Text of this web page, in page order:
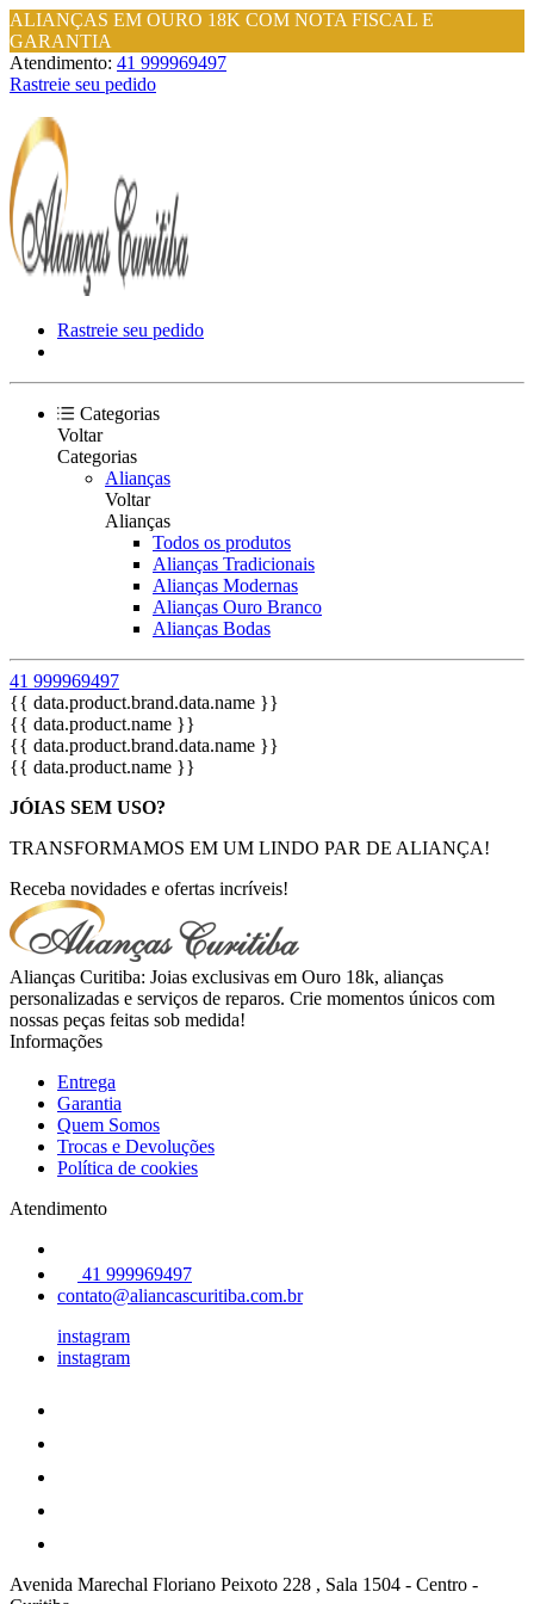
ALIANÇAS EM OURO 18K COM NOTA FISCAL E
GARANTIA
Atendimento: 41 999969497
Rastreie seu pedido
Rastreie seu pedido
Categorias
Voltar
Categorias
Alianças
Voltar
Alianças
Todos os produtos
Alianças Tradicionais
Alianças Modernas
Alianças Ouro Branco
Alianças Bodas
41 999969497
{{ data.product.brand.data.name }}
{{ data.product.name }}
{{ data.product.brand.data.name }}
{{ data.product.name }}
JÓIAS SEM USO?
TRANSFORMAMOS EM UM LINDO PAR DE ALIANÇA!
Receba novidades e ofertas incríveis!
Alianças Curitiba: Joias exclusivas em Ouro 18k, alianças
personalizadas e serviços de reparos. Crie momentos únicos com
nossas peças feitas sob medida!
Informações
Entrega
Garantia
Quem Somos
Trocas e Devoluções
Política de cookies
Atendimento
41 999969497
contato@aliancascuritiba.com.br
instagram
instagram
Avenida Marechal Floriano Peixoto 228 , Sala 1504 - Centro -